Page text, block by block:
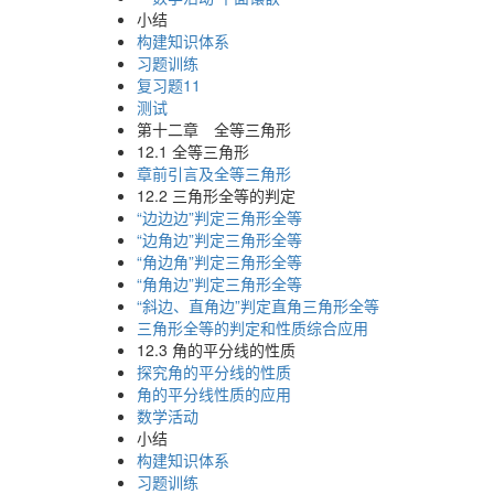
小结
构建知识体系
习题训练
复习题11
测试
第十二章 全等三角形
12.1 全等三角形
章前引言及全等三角形
12.2 三角形全等的判定
“边边边”判定三角形全等
“边角边”判定三角形全等
“角边角”判定三角形全等
“角角边”判定三角形全等
“斜边、直角边”判定直角三角形全等
三角形全等的判定和性质综合应用
12.3 角的平分线的性质
探究角的平分线的性质
角的平分线性质的应用
数学活动
小结
构建知识体系
习题训练